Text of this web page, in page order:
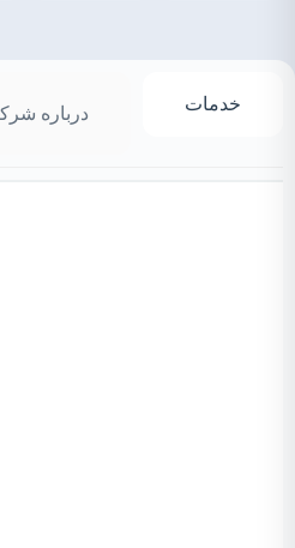
خدمات درباره شرکت